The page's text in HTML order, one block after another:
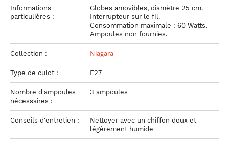
Informations
particulières :
Globes amovibles, diamètre 25 cm.
Interrupteur sur le fil.
Consommation maximale : 60 Watts.
Ampoules non fournies.
Collection : Niagara
Type de culot : E27
Nombre d'ampoules
nécessaires :
3 ampoules
Conseils d'entretien :
Nettoyer avec un chiffon doux et
légèrement humide